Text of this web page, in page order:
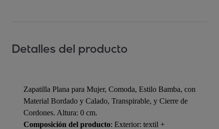
Detalles del producto
Zapatilla Plana para Mujer, Comoda, Estilo Bamba, con
Material Bordado y Calado, Transpirable, y Cierre de
Cordones. Altura: 0 cm.
Composición del producto: Exterior: textil +